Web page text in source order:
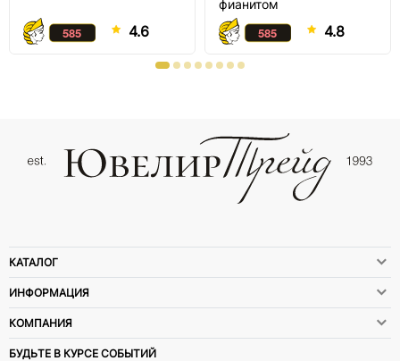
4.6
фианитом
4.8
КАТАЛОГ
ИНФОРМАЦИЯ
КОМПАНИЯ
БУДЬТЕ В КУРСЕ СОБЫТИЙ